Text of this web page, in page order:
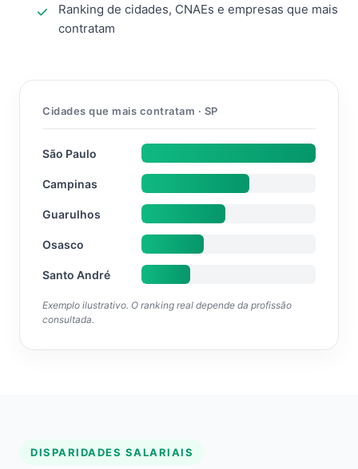
Ranking de cidades, CNAEs e empresas que mais
contratam
Cidades que mais contratam · SP
São Paulo
Campinas
Guarulhos
Osasco
Santo André
Exemplo ilustrativo. O ranking real depende da profissão
consultada.
DISPARIDADES SALARIAIS